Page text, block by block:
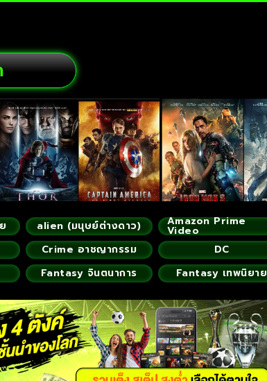
alien (มนุษย์ต่างดาว) Amazon Prime
Video
Crime อาชญากรรม
DC
Fantasy จินตนาการ
Fantasy เทพนิยาย